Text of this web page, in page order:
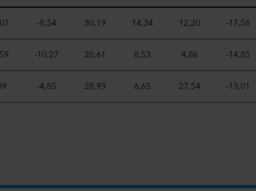
-8,54 30,19 14,34 12,20 -17,58
-10,27 20,61 8,53 4,86 -14,85
-4,85 28,93 6,65 27,54 -13,01